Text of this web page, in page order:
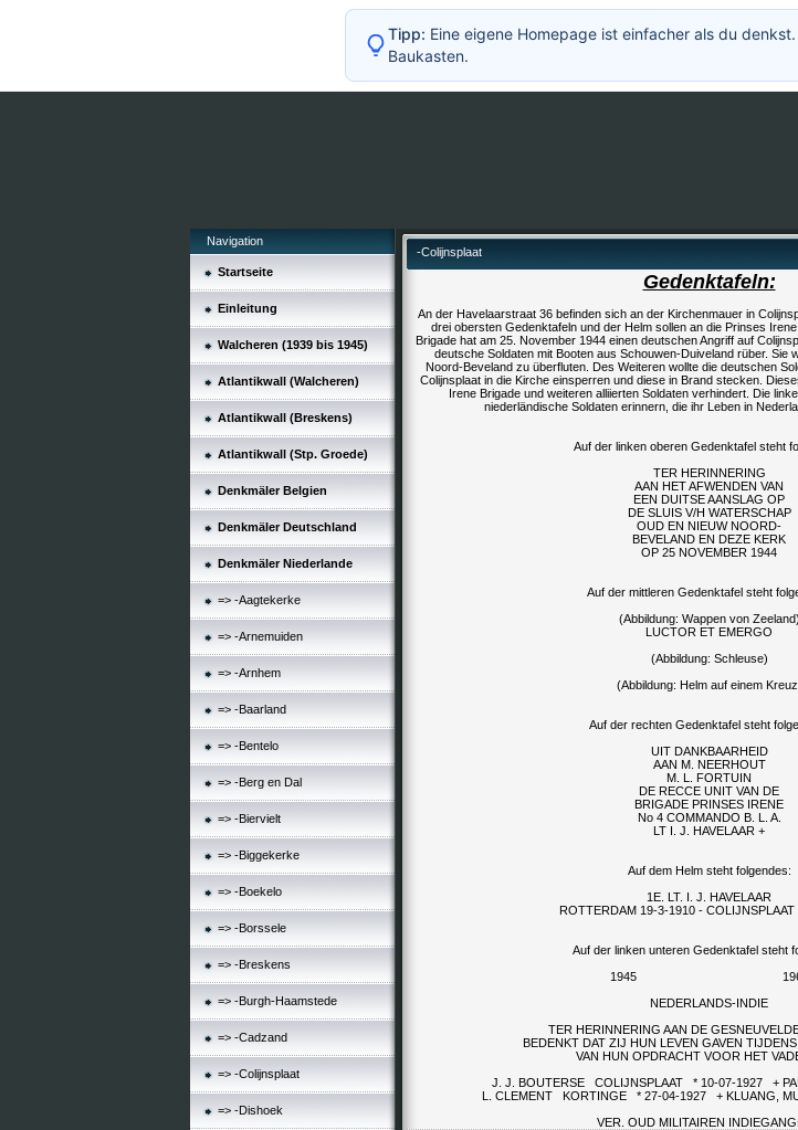
Navigation
Startseite
Einleitung
Walcheren (1939 bis 1945)
Atlantikwall (Walcheren)
Atlantikwall (Breskens)
Atlantikwall (Stp. Groede)
Denkmäler Belgien
Denkmäler Deutschland
Denkmäler Niederlande
=> -Aagtekerke
=> -Arnemuiden
=> -Arnhem
=> -Baarland
=> -Bentelo
=> -Berg en Dal
=> -Biervielt
=> -Biggekerke
=> -Boekelo
=> -Borssele
=> -Breskens
=> -Burgh-Haamstede
=> -Cadzand
=> -Colijnsplaat
=> -Dishoek
-Colijnsplaat
Gedenktafeln:
An der Havelaarstraat 36 befinden sich an der Kirchenmauer in
drei obersten Gedenktafeln und der Helm sollen an die Prinses
Brigade hat am 25. November 1944 einen deutschen Angriff auf
deutsche Soldaten mit Booten aus Schouwen-Duiveland rüber. Sie
Noord-Beveland zu überfluten. Des Weiteren wollte die deutschen
Colijnsplaat in die Kirche einsperren und diese in Brand stecken.
Irene Brigade und weiteren alliierten Soldaten verhindert. Die
niederländische Soldaten erinnern, die ihr Leben in
Auf der linken oberen Gedenktafel steht
TER HERINNERING
AAN HET AFWENDEN VAN
EEN DUITSE AANSLAG OP
DE SLUIS V/H WATERSCHAP
OUD EN NIEUW NOORD-
BEVELAND EN DEZE KERK
OP 25 NOVEMBER 1944
Auf der mittleren Gedenktafel steht
(Abbildung: Wappen von Zeeland)
LUCTOR ET EMERGO
(Abbildung: Schleuse)
(Abbildung: Helm auf einem
Auf der rechten Gedenktafel steht
UIT DANKBAARHEID
AAN M. NEERHOUT
M. L. FORTUIN
DE RECCE UNIT VAN DE
BRIGADE PRINSES IRENE
No 4 COMMANDO B. L. A.
LT I. J. HAVELAAR +
Auf dem Helm steht folgendes:
1E. LT. I. J. HAVELAAR
ROTTERDAM 19-3-1910 - COLIJNSPLAAT
Auf der linken unteren Gedenktafel steht
1945
NEDERLANDS-INDIE
TER HERINNERING AAN DE
BEDENKT DAT ZIJ HUN LEVEN GAVEN
VAN HUN OPDRACHT VOOR HET
J. J. BOUTERSE COLIJNSPLAAT * 10-07-1927 +
L. CLEMENT KORTINGE * 27-04-1927 + KLUANG,
VER. OUD MILITAIREN
Tipp: Eine eigene Homepage ist einfacher als du
Baukasten.